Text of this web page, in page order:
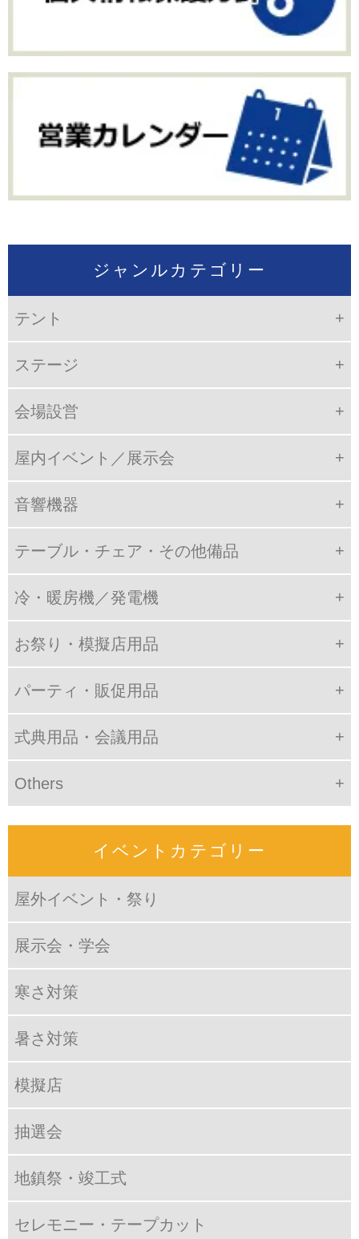
ジャンルカテゴリー
テント
ステージ
会場設営
屋内イベント／展示会
音響機器
テーブル・チェア・その他備品
冷・暖房機／発電機
お祭り・模擬店用品
パーティ・販促用品
式典用品・会議用品
Others
イベントカテゴリー
屋外イベント・祭り
展示会・学会
寒さ対策
暑さ対策
模擬店
抽選会
地鎮祭・竣工式
セレモニー・テープカット